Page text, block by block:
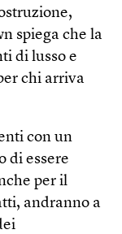
spiega che la
di lusso e
chi arriva
con un
di essere
per il
andranno a